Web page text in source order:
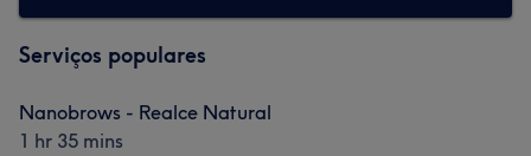
Serviços populares
Nanobrows - Realce Natural
1 hr 35 mins